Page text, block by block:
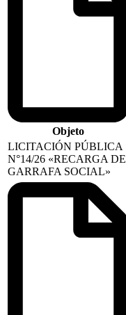
Objeto
LICITACIÓN PÚBLICA
N°14/26 «RECARGA DE
GARRAFA SOCIAL»